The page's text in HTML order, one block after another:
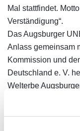
Mal stattfindet.
Verständigung“.
Das Augsburger
Anlass gemeinsam
Kommission und
Deutschland e. V.
Welterbe
Programm in